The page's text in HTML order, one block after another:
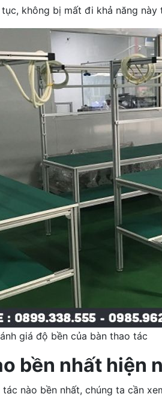
không bị mất đi khả năng này
giá độ bền của bàn thao tác
bền nhất hiện
nào bền nhất, chúng ta cần